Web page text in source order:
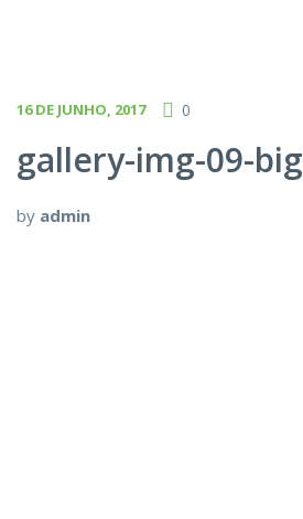
16 DE JUNHO, 2017 0
gallery-img-09-big
by admin